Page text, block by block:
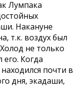
Лумпака
Накануне
т.к. воздух был
не только
его. Когда
почти в
дня, экадаши,